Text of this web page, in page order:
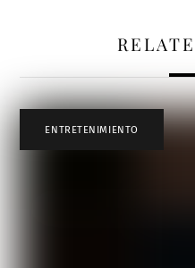
ENTRETENIMIENTO